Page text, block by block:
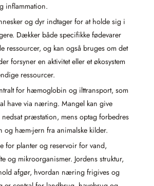
inflammation.
og dyr indtager for at holde sig i
Dækker både specifikke fødevarer
ressourcer, og kan også bruges om det
forsyner en aktivitet eller et økosystem
ressourcer.
for hæmoglobin og ilttransport, som
have via næring. Mangel kan give
præstation, mens optag forbedres
og hæm-jern fra animalske kilder.
for planter og reservoir for vand,
og mikroorganismer. Jordens struktur,
afgør, hvordan næring frigives og